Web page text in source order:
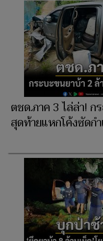
ตชด.ภาค 3 ไล่ล่า! ก
สุดท้ายแหกโค้งซัดก